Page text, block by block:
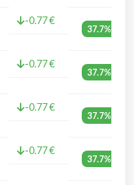
-0.77 €
37.7%
-0.77 €
37.7%
-0.77 €
37.7%
-0.77 €
37.7%